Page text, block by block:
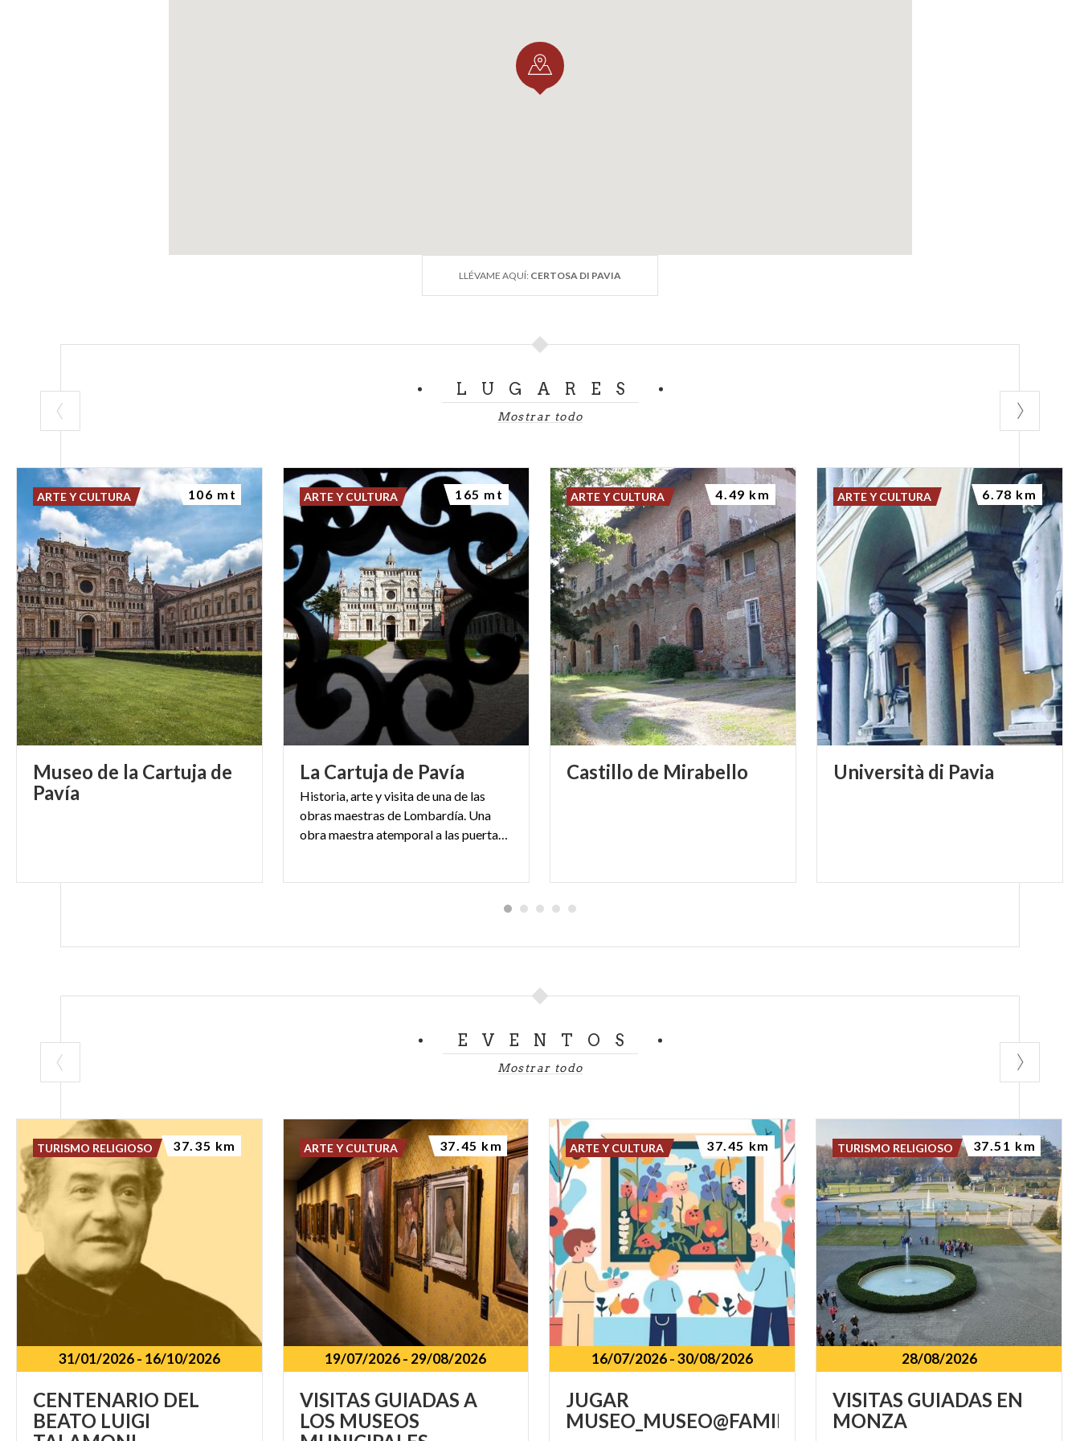
LLÉVAME AQUÍ: CERTOSA DI PAVIA
LUGARES
Mostrar todo
Museo de la Cartuja de
Pavía
ARTE Y CULTURA 106 mt
La Cartuja de Pavía
Historia, arte y visita de una de las
obras maestras de Lombardía. Una
obra maestra atemporal a las puertas de Pavía
ARTE Y CULTURA 165 mt
Castillo de Mirabello
ARTE Y CULTURA 4.49 km
Università di Pavia
ARTE Y CULTURA 6.78 km
EVENTOS
Mostrar todo
31/01/2026- 16/10/2026
CENTENARIO DEL
BEATO LUIGI
TURISMO RELIGIOSO 37.35 km
19/07/2026- 29/08/2026
VISITAS GUIADAS A
LOS MUSEOS
ARTE Y CULTURA 37.45 km
16/07/2026-30/08/2026
JUGAR
MUSEO_MUSEO@FAMILY
ARTE Y CULTURA 37.45 km
28/08/2026
VISITAS GUIADAS EN
MONZA
TURISMO RELIGIOSO 37.51 km